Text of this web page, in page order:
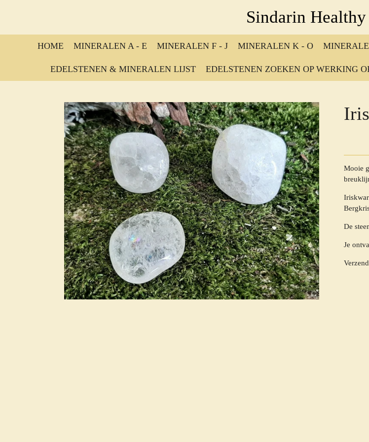
Sindarin Healthy
HOME MINERALEN A - E MINERALEN F - J MINERALEN K - O
EDELSTENEN & MINERALEN LIJST EDELSTENEN ZOEKEN OP WERKING
Mooie
De
Je